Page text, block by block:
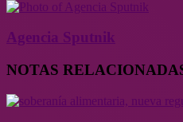
Agencia Sputnik
NOTAS